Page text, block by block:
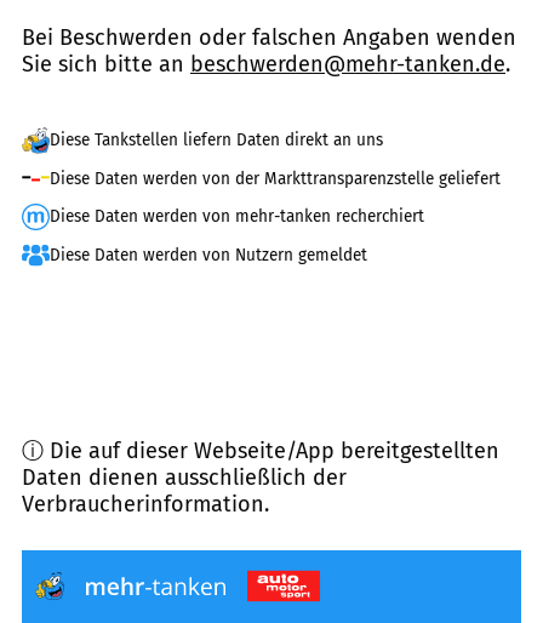
Bei Beschwerden oder falschen Angaben wenden
Sie sich bitte an beschwerden@mehr-tanken.de.
Diese Tankstellen liefern Daten direkt an uns
Diese Daten werden von der Markttransparenzstelle geliefert
Diese Daten werden von mehr-tanken recherchiert
Diese Daten werden von Nutzern gemeldet
ⓘ Die auf dieser Webseite/App bereitgestellten
Daten dienen ausschließlich der
Verbraucherinformation.